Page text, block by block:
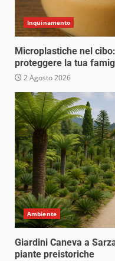
Inquinamento
Microplastiche nel
proteggere la tua
2 Agosto 2026
Ambiente
Giardini Caneva a
piante preistoriche